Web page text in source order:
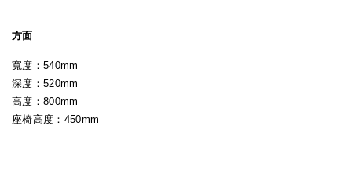
方面
寬度：540mm
深度：520mm
高度：800mm
座椅高度：450mm